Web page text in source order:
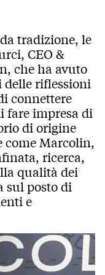
tradizione, le
CEO &
che ha avuto
riflessioni
connettere
fare impresa di
di origine
come Marcolin,
ricerca,
qualità dei
sul posto di
e